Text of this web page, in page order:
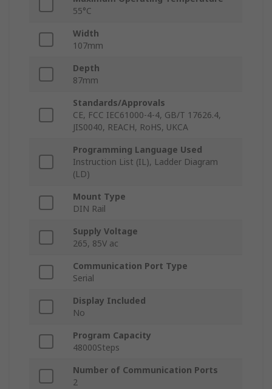
55°C
Width
107mm
Depth
87mm
Standards/Approvals
CE, FCC IEC61000-4-4, GB/T 17626.4,
JIS0040, REACH, RoHS, UKCA
Programming Language Used
Instruction List (IL), Ladder Diagram
(LD)
Mount Type
DIN Rail
Supply Voltage
265, 85V ac
Communication Port Type
Serial
Display Included
No
Program Capacity
48000Steps
Number of Communication Ports
2